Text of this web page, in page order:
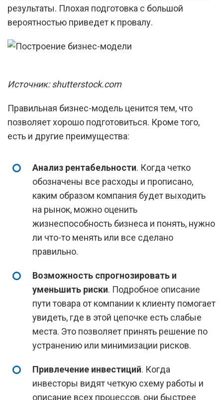
результаты. Плохая подготовка с большой
вероятностью приведет к провалу.
Источник: shutterstock.com
Правильная бизнес-модель ценится тем, что
позволяет хорошо подготовиться. Кроме того,
есть и другие преимущества:
Анализ рентабельности. Когда четко
обозначены все расходы и прописано,
каким образом компания будет выходить
на рынок, можно оценить
жизнеспособность бизнеса и понять, нужно
ли что-то менять или все сделано
правильно.
Возможность спрогнозировать и
уменьшить риски. Подробное описание
пути товара от компании к клиенту помогает
увидеть, где в этой цепочке есть слабые
места. Это позволяет принять решение по
устранению или минимизации рисков.
Привлечение инвестиций. Когда
инвесторы видят четкую схему работы и
описание всех процессов, они быстрее